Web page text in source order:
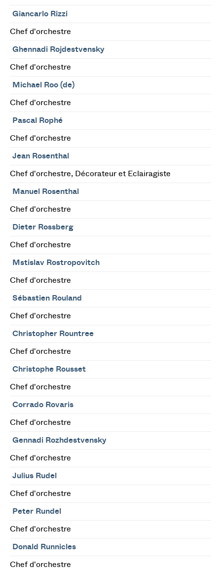
Giancarlo Rizzi
Chef d'orchestre
Ghennadi Rojdestvensky
Chef d'orchestre
Michael Roo (de)
Chef d'orchestre
Pascal Rophé
Chef d'orchestre
Jean Rosenthal
Chef d'orchestre, Décorateur et Eclairagiste
Manuel Rosenthal
Chef d'orchestre
Dieter Rossberg
Chef d'orchestre
Mstislav Rostropovitch
Chef d'orchestre
Sébastien Rouland
Chef d'orchestre
Christopher Rountree
Chef d'orchestre
Christophe Rousset
Chef d'orchestre
Corrado Rovaris
Chef d'orchestre
Gennadi Rozhdestvensky
Chef d'orchestre
Julius Rudel
Chef d'orchestre
Peter Rundel
Chef d'orchestre
Donald Runnicles
Chef d'orchestre